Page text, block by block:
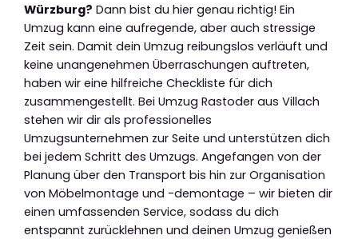
Würzburg? Dann bist du hier genau richtig! Ein
Umzug kann eine aufregende, aber auch stressige
Zeit sein. Damit dein Umzug reibungslos verläuft und
keine unangenehmen Überraschungen auftreten,
haben wir eine hilfreiche Checkliste für dich
zusammengestellt. Bei Umzug Rastoder aus Villach
stehen wir dir als professionelles
Umzugsunternehmen zur Seite und unterstützen dich
bei jedem Schritt des Umzugs. Angefangen von der
Planung über den Transport bis hin zur Organisation
von Möbelmontage und -demontage – wir bieten dir
einen umfassenden Service, sodass du dich
entspannt zurücklehnen und deinen Umzug genießen